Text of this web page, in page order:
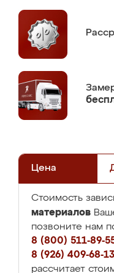
Цена
Стоимость
материалов
позвоните нам
8 (800) 511-89-
8 (926) 409-68-13
рассчитает